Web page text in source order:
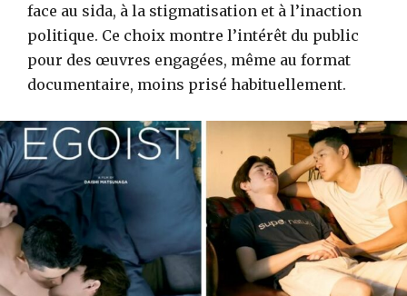
face au sida, à la stigmatisation et à l’inaction
politique. Ce choix montre l’intérêt du public
pour des œuvres engagées, même au format
documentaire, moins prisé habituellement.